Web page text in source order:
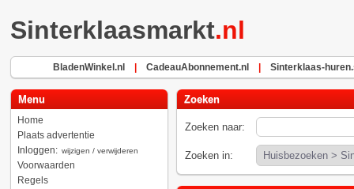
Sinterklaasmarkt.nl
BladenWinkel.nl CadeauAbonnement.nl Sinterklaas-
Menu
Home
Plaats advertentie
Inloggen: wijzigen / verwijderen
Voorwaarden
Regels
Zoeken
Zoeken naar:
Zoeken in: